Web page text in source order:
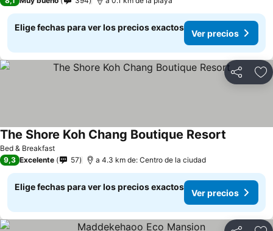
Elige fechas para ver los precios exactos
Ver precios
Compartir
Bed & Breakfast
The Shore Koh Chang Boutique Resort
9,3 Excelente 57 a 4.3 km de: Centro de la ciudad
Elige fechas para ver los precios exactos
Ver precios